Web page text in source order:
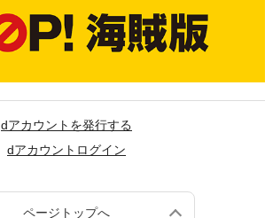
dアカウントを発行する
dアカウントログイン
ページトップへ